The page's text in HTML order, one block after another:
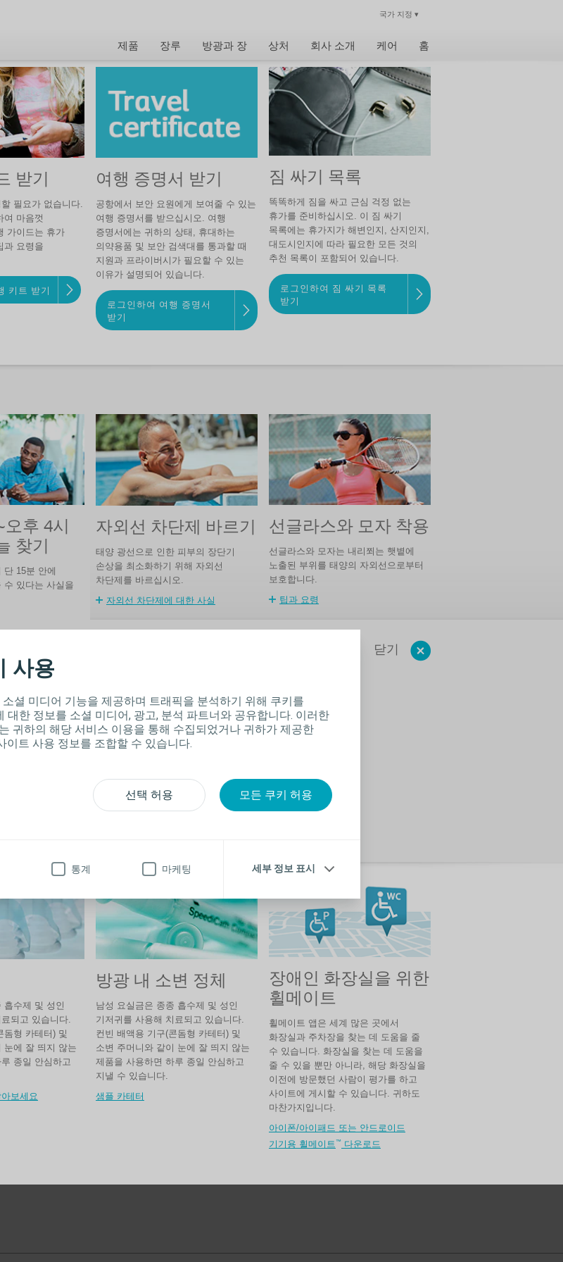
사용
셜 미디어 기능을 제공하며 트래픽을 분석하기 위해 쿠키를
대한 정보를 소셜 미디어, 광고, 분석 파트너와 공유합니다. 이러한
귀하의 해당 서비스 이용을 통해 수집되었거나 귀하가 제공한
이트 사용 정보를 조합할 수 있습니다.
선택 허용 모든 쿠키 허용
통계 마케팅 세부 정보 표시
닫기
국가 지정 ▾
제품 장루 방광과 장 상처 회사 소개 케어 홈
받기
필요가 없습니다.
여 마음껏
가이드는 휴가
과 요령을
키트 받기
여행 증명서 받기
공항에서 보안 요원에게 보여줄 수 있는
여행 증명서를 받으십시오. 여행
증명서에는 귀하의 상태, 휴대하는
의약용품 및 보안 검색대를 통과할 때
지원과 프라이버시가 필요할 수 있는
이유가 설명되어 있습니다.
로그인하여 여행 증명서
받기
짐 싸기 목록
똑똑하게 짐을 싸고 근심 걱정 없는
휴가를 준비하십시오. 이 짐 싸기
목록에는 휴가지가 해변인지, 산지인지,
대도시인지에 따라 필요한 모든 것의
추천 목록이 포함되어 있습니다.
로그인하여 짐 싸기 목록
받기
후 4시
찾기
단 15분 안에
수 있다는 사실을
자외선 차단제 바르기
태양 광선으로 인한 피부의 장단기
손상을 최소화하기 위해 자외선
차단제를 바르십시오.
자외선 차단제에 대한 사실
선글라스와 모자 착용
선글라스와 모자는 내리쬐는 햇볕에
노출된 부위를 태양의 자외선으로부터
보호합니다.
팁과 요령
닫기
은 태양 노출을 줄이는 효과적인 방법입니다(예: 나무 또는 우산을
가장 중요한 것은 그림자를 드리우는지 여부입니다.
히 옷, 모자, 선글라스 및 자외선 차단제와 같은 다른 보호 장치를
다.
않으며 불확실한 부분이 있다면 항상 전문가의 조언과 지침을
흡수제 및 성인
되고 있습니다.
돔형 카테터) 및
눈에 잘 띄지 않는
종일 안심하고
보세요
방광 내 소변 정체
남성 요실금은 종종 흡수제 및 성인
기저귀를 사용해 치료되고 있습니다.
컨빈 배액용 기구(콘돔형 카테터) 및
소변 주머니와 같이 눈에 잘 띄지 않는
제품을 사용하면 하루 종일 안심하고
지낼 수 있습니다.
샘플 카테터
장애인 화장실을 위한
휠메이트
휠메이트 앱은 세계 많은 곳에서
화장실과 주차장을 찾는 데 도움을 줄
수 있습니다. 화장실을 찾는 데 도움을
줄 수 있을 뿐만 아니라, 해당 화장실을
이전에 방문했던 사람이 평가를 하고
사이트에 게시할 수 있습니다. 귀하도
마찬가지입니다.
아이폰/아이패드 또는 안드로이드
기기용 휠메이트™ 다운로드